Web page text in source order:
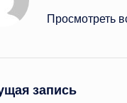
Просмотреть
запись